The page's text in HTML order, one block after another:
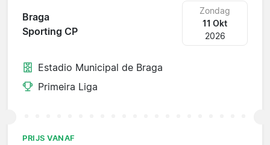
Braga
Sporting CP
Zondag
11 Okt
2026
Estadio Municipal de Braga
Primeira Liga
PRIJS VANAF